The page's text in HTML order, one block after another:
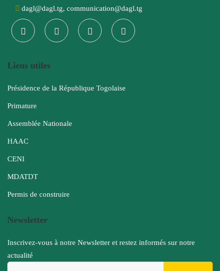
dagl@dagl.tg, communication@dagl.tg
Liens utiles
Présidence de la République Togolaise
Primature
Assemblée Nationale
HAAC
CENI
MDATDT
Permis de construire
Newsletter
Inscrivez-vous à notre Newsletter et restez informés sur notre
actualité